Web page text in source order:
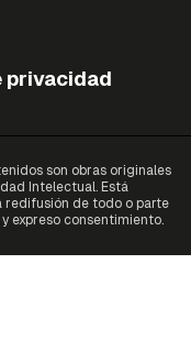
privacidad
son obras originales
Intelectual. Está
redifusión de todo o parte
expreso consentimiento.